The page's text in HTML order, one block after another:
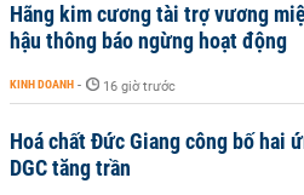
Hãng kim cương tài trợ vương
hậu thông báo ngừng hoạt động
KINH DOANH - 16 giờ trước
Hoá chất Đức Giang công bố hai
DGC tăng trần